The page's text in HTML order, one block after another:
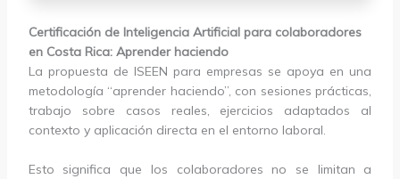
Certificación de Inteligencia Artificial para colaboradores
en Costa Rica: Aprender haciendo
La propuesta de ISEEN para empresas se apoya en una
metodología “aprender haciendo”, con sesiones prácticas,
trabajo sobre casos reales, ejercicios adaptados al
contexto y aplicación directa en el entorno laboral.
Esto significa que los colaboradores no se limitan a